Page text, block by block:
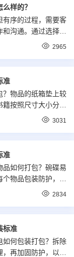
样的？
有序的过程，需要客
沟通。通过选择信
程，可以确保搬家
2965
准
？物品的纸箱垫上较
按照尺寸大小分类
有特殊价值的书籍
3031
准
品如何打包？碗碟易
物品包装防护，包
白纸或气泡膜等材
2834
标准
如何包装打包？拆除
再加固防护，以防